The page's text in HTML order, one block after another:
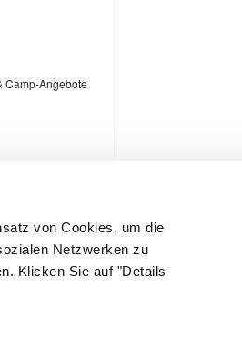
von Cookies, um die
Netzwerken zu
Klicken Sie auf "Details
Camp-Angebote